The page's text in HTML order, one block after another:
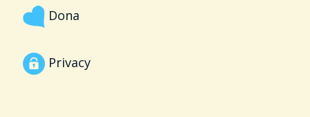
Dona
Privacy